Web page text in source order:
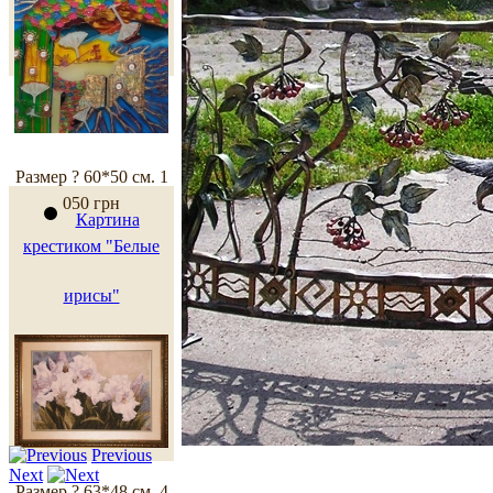
Размер ? 60*50 см. 1
050 грн
Картина
крестиком "Белые
ирисы"
Previous
Next